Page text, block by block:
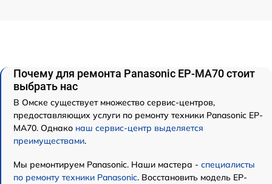
Почему для ремонта Panasonic EP-MA70 стоит
выбрать нас
В Омске существует множество сервис-центров,
предоставляющих услуги по ремонту техники Panasonic EP-
MA70. Однако наш сервис-центр выделяется
преимуществами.
Мы ремонтируем Panasonic. Наши мастера - специалисты
по ремонту техники Panasonic. Восстановить модель EP-